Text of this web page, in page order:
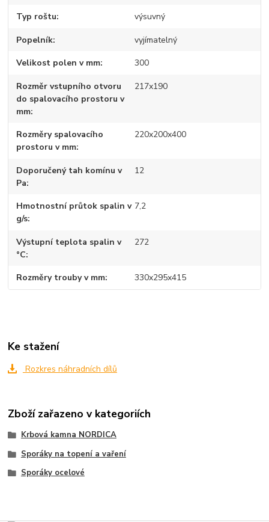
Typ roštu výsuvný
Popelník vyjímatelný
Velikost polen v mm 300
Rozměr vstupního otvoru
do spalovacího prostoru v
mm
217x190
Rozměry spalovacího
prostoru v mm
220x200x400
Doporučený tah komínu v
Pa
12
Hmotnostní průtok spalin v
g/s
7,2
Výstupní teplota spalin v
°C
272
Rozměry trouby v mm 330x295x415
Ke stažení
Rozkres náhradních dílů
Zboží zařazeno v kategoriích
Krbová kamna NORDICA
Sporáky na topení a vaření
Sporáky ocelové